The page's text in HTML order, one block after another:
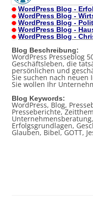
WordPress Blog -
WordPress Blog -
WordPress Blog -
WordPress Blog -
WordPress Blog -
Blog Beschreibung:
WordPress Presseblog
Geschäftsleben, die
persönlichen und
Sie suchen nach neuen
Sie wollen Ihr
Blog Keywords:
WordPress, Blog,
Presseberichte,
Erfolgsgrundlagen,
Glauben, Bibel, GOTT,